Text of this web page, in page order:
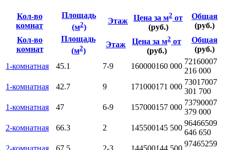
Кол-во
комнат
Площадь
(м2)
Этаж Цена за м2 от
(руб.)
Общая
(руб.)
Кол-во
комнат
Площадь
(м2)
Этаж Цена за м2 от
(руб.)
Общая
(руб.)
1-комнатная
45.1 7-9 160000160 000
72160007
216 000
1-комнатная
42.7 9 171000171 000
73017007
301 700
1-комнатная
47 6-9 157000157 000
73790007
379 000
2-комнатная
66.3 2 145500145 500
96466509
646 650
97465259